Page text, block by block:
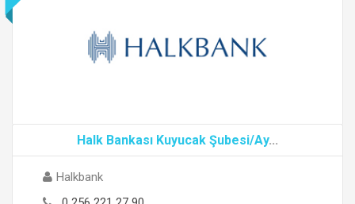
Halk Bankası Kuyucak Şubesi/Ay...
Halkbank